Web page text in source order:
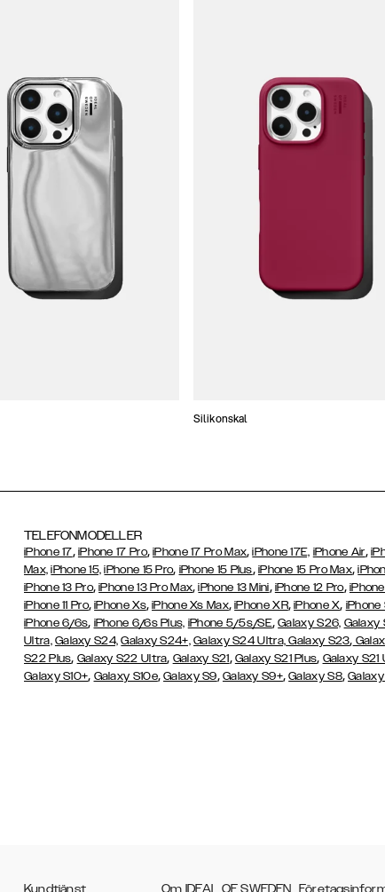
Silikonskal
TELEFONMODELLER
iPhone 17, iPhone 17 Pro,iPhone 17 Pro Max,iPhone 17E, iPhone Air,
Max, iPhone 15, iPhone 15 Pro, iPhone 15 Plus, iPhone 15 Pro Max,
iPhone 13 Pro,iPhone 13 Pro Max,iPhone 13 Mini, iPhone 12 Pro, iPhone
iPhone 11 Pro,iPhone Xs,iPhone Xs Max,iPhone XR,iPhone X,
iPhone 6/6s, iPhone 6/6s Plus, iPhone 5/5s/SE,Galaxy S26, Galaxy
Ultra, Galaxy S24, Galaxy S24+, Galaxy S24 Ultra, Galaxy S23,
S22 Plus, Galaxy S22 Ultra, Galaxy S21, Galaxy S21 Plus, Galaxy S21
Galaxy S10+, Galaxy S10e,Galaxy S9, Galaxy S9+,Galaxy S8,
Kundtjänst Om IDEAL OF SWEDEN